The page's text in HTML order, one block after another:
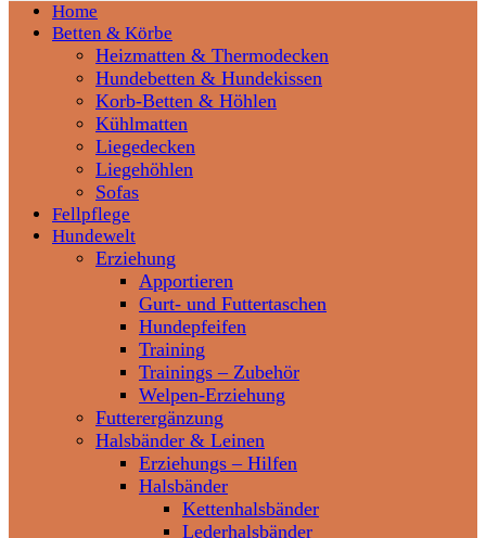
Home
Betten & Körbe
Heizmatten & Thermodecken
Hundebetten & Hundekissen
Korb-Betten & Höhlen
Kühlmatten
Liegedecken
Liegehöhlen
Sofas
Fellpflege
Hundewelt
Erziehung
Apportieren
Gurt- und Futtertaschen
Hundepfeifen
Training
Trainings – Zubehör
Welpen-Erziehung
Futterergänzung
Halsbänder & Leinen
Erziehungs – Hilfen
Halsbänder
Kettenhalsbänder
Lederhalsbänder